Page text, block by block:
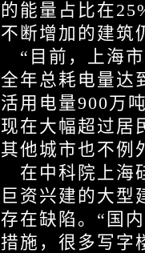
能量占比在
断增加的建筑
前，上海市
年总耗电量达
用电量900万
在大幅超过居
他城市也不例
中科院上海硅
资兴建的大型
存在缺陷。“国
施，很多写字